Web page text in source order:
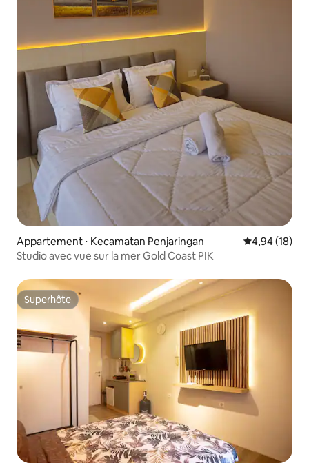
Appartement ⋅ Kecamatan Penjaringan Évaluation
4,94 (18)
Studio avec vue sur la mer Gold Coast PIK
Superhôte
Superhôte